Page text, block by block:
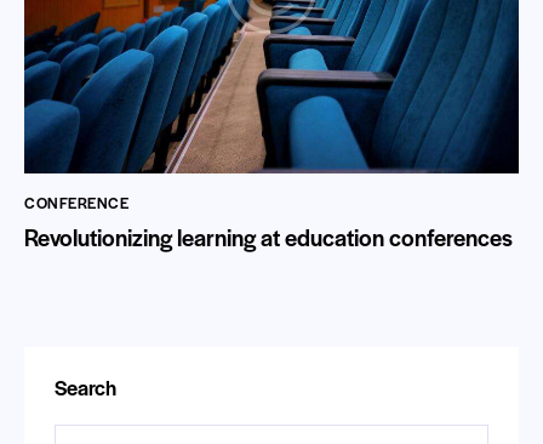
CONFERENCE
Revolutionizing learning at education conferences
Search